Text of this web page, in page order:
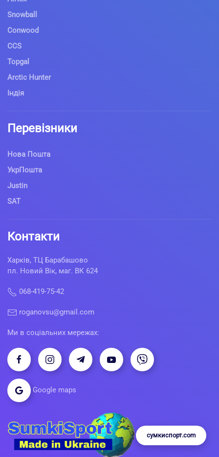
Snowball
Conwood
CCS
Topgal
Arctic Hunter
Індія
Перевізники
Нова Пошта
УкрПошта
Justin
SAT
Контакти
Харків, ТЦ Барабашово
пл. Новий Вік, маг. ВК 624
068-419-75-42
roganovsu@gmail.com
Ми в соціальних мережах:
Google maps
сумкиспорт.com